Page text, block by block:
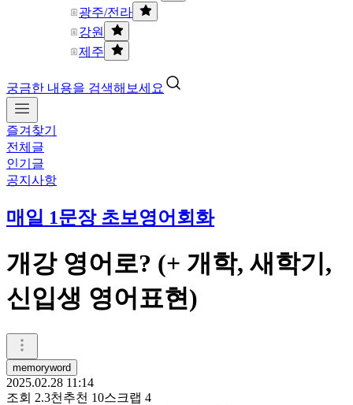
광주/전라
강원
제주
궁금한 내용을 검색해보세요
즐겨찾기
전체글
인기글
공지사항
매일 1문장 초보영어회화
개강 영어로? (+ 개학, 새학기,
신입생 영어표현)
memoryword
2025.02.28 11:14
조회 2.3천 추천 10스크랩 4